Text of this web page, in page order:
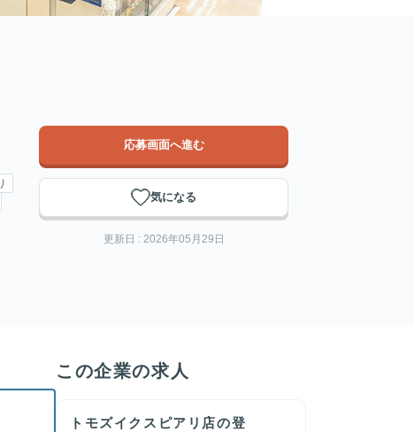
応募画面へ進む
気になる
更新日 : 2026年05月29日
この企業の求人
トモズイクスピアリ店の登